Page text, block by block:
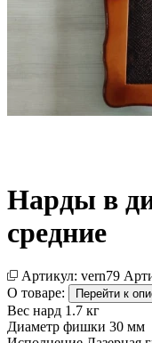
Нарды в
средние
Артикул: vern79
О товаре:
Перейти к
Вес нард 1.7 кг
Диаметр фишки 30 мм